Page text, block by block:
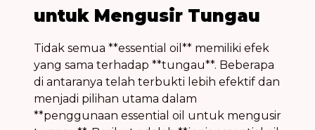
untuk Mengusir Tungau
Tidak semua **essential oil** memiliki efek
yang sama terhadap **tungau**. Beberapa
di antaranya telah terbukti lebih efektif dan
menjadi pilihan utama dalam
**penggunaan essential oil untuk mengusir